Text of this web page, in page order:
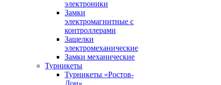
электроники
Замки
электромагнитные с
контроллерами
Защелки
электромеханические
Замки механические
Турникеты
Турникеты «Ростов-
Дон»